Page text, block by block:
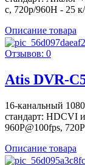
с, 720p/960H - 25
Описание товара
Отзывов: 0
Atis DVR-
16-канальный
стандарт: HDCVI
960P@100fps,
Описание товара